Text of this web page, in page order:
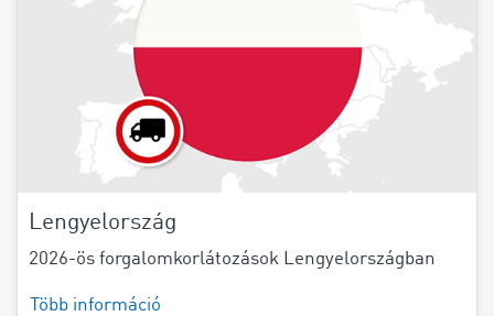
Lengyelország
2026-ös forgalomkorlátozások Lengyelországban
Több információ